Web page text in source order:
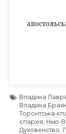
Владика
Владика
Торонтська
єпархія Нью-
Духовенство